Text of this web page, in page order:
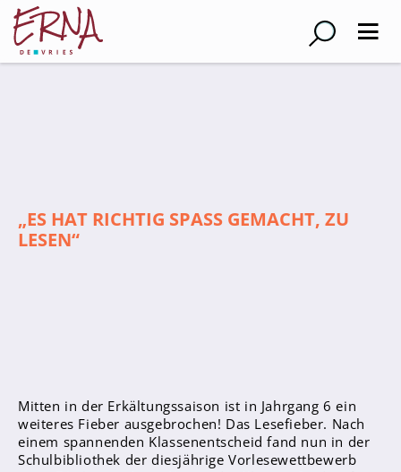
Schulsozialarbeiter
Sanitätsdienst
Eltern
„ES HAT RICHTIG SPASS GEMACHT, ZU L
ESEN“
Mitten in der Erkältungssaison ist in Jahrgang 6 ein
weiteres Fieber ausgebrochen! Das Lesefieber. Nach
einem spannenden Klassenentscheid fand nun in der
Schulbibliothek der diesjährige Vorlesewettbewerb